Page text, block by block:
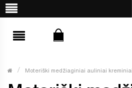
Moteriški medžiaginiai auliniai